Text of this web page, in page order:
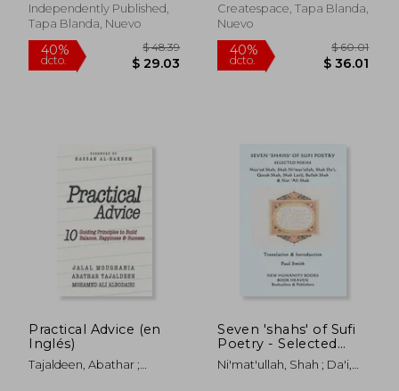
45% 40%
dcto.
Independently Published,
Tapa Blanda, Nuevo
Createspace, Tapa Blanda,
Nuevo
Practical Advice (en
Inglés)
Tajaldeen, Abathar ;
Seven 'shahs' of Sufi
Poetry - Selected
Poems: Mas'ud Shah,
Shah Ni'mat'ullah,
Ni'mat'ullah, Shah ; Da'i,